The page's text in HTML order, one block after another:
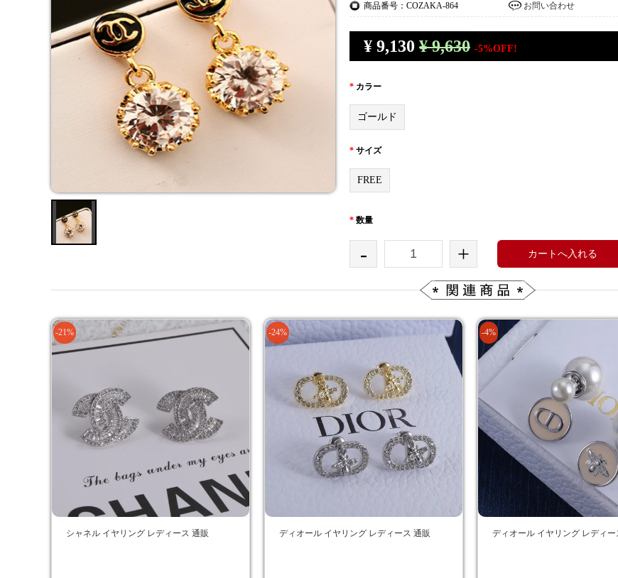
商品番号：COZAKA-864 お問い合わせ
¥ 9,130 ¥ 9,630 -5%OFF!
* カラー
ゴールド
* サイズ
FREE
* 数量
- + カートへ入れる
-21%
シャネル イヤリング レディース 通販
-24%
ディオール イヤリング レディース 通販
-4%
ディオール イヤリング レディー